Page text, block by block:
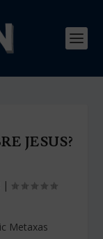
JESUS?
|